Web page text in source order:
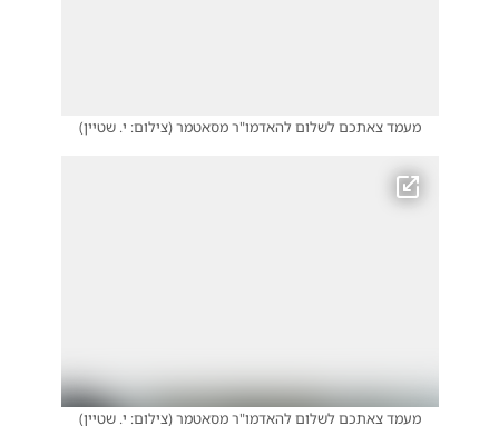
מעמד צאתכם לשלום להאדמו"ר מסאטמר(צילום: י. שטיין)
מעמד צאתכם לשלום להאדמו"ר מסאטמר(צילום: י. שטיין)